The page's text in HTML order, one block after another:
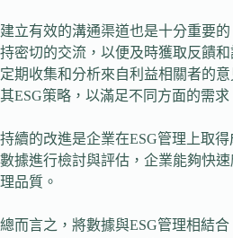
建立有效的溝通渠道也是十分重要
持密切的交流，以便及時獲取反饋
定期收集和分析來自利益相關者的
其ESG策略，以滿足不同方面的需求
持續的改進是企業在ESG管理上取
數據進行檢討與評估，企業能夠快
理品質。
總而言之，將數據與ESG管理相結